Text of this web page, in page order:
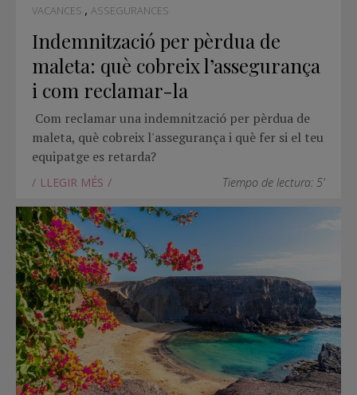
VACANCES , ASSEGURANCES
Indemnització per pèrdua de
maleta: què cobreix l’assegurança
i com reclamar-la
Com reclamar una indemnització per pèrdua de
maleta, què cobreix l'assegurança i què fer si el teu
equipatge es retarda?
LLEGIR MÉS Tiempo de lectura: 5'